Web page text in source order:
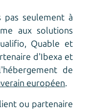
pas seulement à
aux solutions
Quable et
d'Ibexa et
de
européen.
ou partenaire